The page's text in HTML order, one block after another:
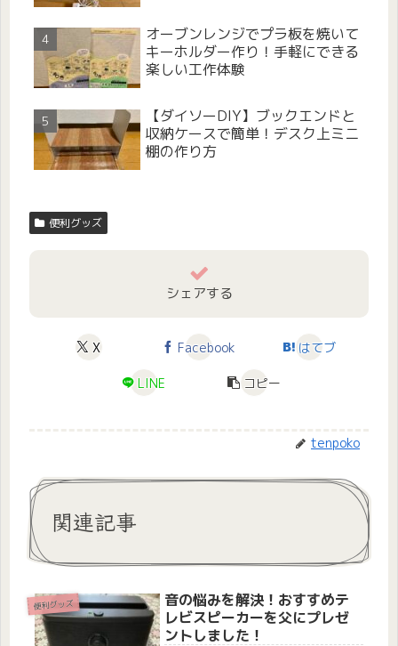
オーブンレンジでプラ板を焼いて
キーホルダー作り！手軽にできる
楽しい工作体験
【ダイソーDIY】ブックエンドと
収納ケースで簡単！デスク上ミニ
棚の作り方
便利グッズ
シェアする
X Facebook はてブ
LINE コピー
tenpoko
関連記事
便利グッズ
音の悩みを解決！おすすめテ
レビスピーカーを父にプレゼ
ントしました！